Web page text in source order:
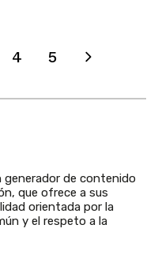
4 5
generador de contenido
que ofrece a sus
orientada por la
y el respeto a la